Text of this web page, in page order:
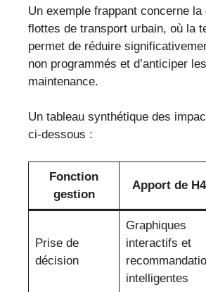
Un exemple frappant concerne la
flottes de transport urbain, où la
permet de réduire
non programmés et d’anticiper
maintenance.
Un tableau synthétique des
ci-dessous :
Fonction
gestion
Apport de
Prise de
décision
Graphiques
interactifs et
intelligentes